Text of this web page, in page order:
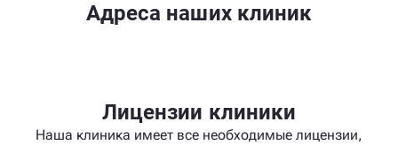
Адреса наших клиник
Лицензии клиники
Наша клиника имеет все необходимые лицензии,